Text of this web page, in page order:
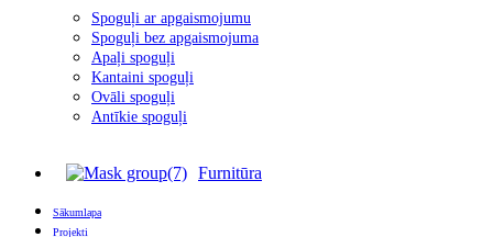
Spoguļi ar apgaismojumu
Spoguļi bez apgaismojuma
Apaļi spoguļi
Kantaini spoguļi
Ovāli spoguļi
Antīkie spoguļi
Furnitūra
Sākumlapa
Projekti